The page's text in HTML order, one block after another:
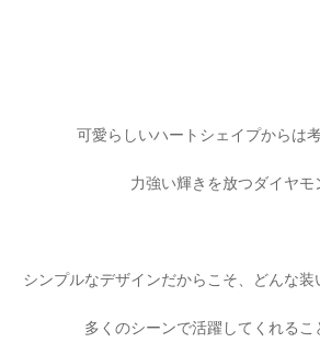
可愛らしいハートシェイプからは
力強い輝きを放つダイヤモ
シンプルなデザインだからこそ、どんな装
多くのシーンで活躍してくれるこ